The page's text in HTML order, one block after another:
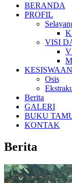
Workshop
MTsN 1
Gerakan
Pisah
Upacara
BERANDA
PROFIL
VISI
KESISWAAN
Osis
Berita
GALERI
BUKU
KONTAK
Berita